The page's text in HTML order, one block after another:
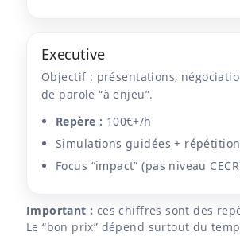
Executive
Objectif : présentations,
de parole “à enjeu”.
Repère : 100€+/h
Simulations guidées +
Focus “impact” (pas niveau
Important : ces chiffres sont des
Le “bon prix” dépend surtout du